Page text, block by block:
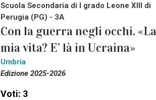
Scuola Secondaria di I grado Leone XIII di
Perugia (PG) - 3A
Con la guerra negli occhi. «La
mia vita? E’ là in Ucraina»
Umbria
Edizione 2025-2026
Voti: 3